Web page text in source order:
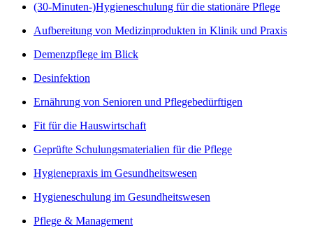
(30-Minuten-)Hygieneschulung für die stationäre Pflege
Aufbereitung von Medizinprodukten in Klinik und Praxis
Demenzpflege im Blick
Desinfektion
Ernährung von Senioren und Pflegebedürftigen
Fit für die Hauswirtschaft
Geprüfte Schulungsmaterialien für die Pflege
Hygienepraxis im Gesundheitswesen
Hygieneschulung im Gesundheitswesen
Pflege & Management